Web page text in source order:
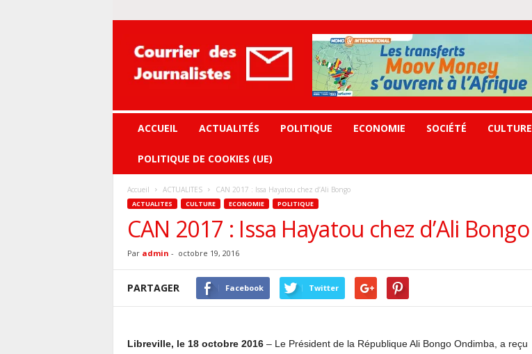
journalistes
ACCUEIL ACTUALITÉS POLITIQUE ECONOMIE SOCIÉTÉ CULTURE
POLITIQUE DE COOKIES (UE)
Accueil ACTUALITES CAN 2017 : Issa Hayatou chez d’Ali Bongo
ACTUALITES CULTURE ECONOMIE POLITIQUE
CAN 2017 : Issa Hayatou chez d’Ali Bongo
Par admin - octobre 19, 2016
PARTAGER Facebook Twitter
Libreville, le 18 octobre 2016– Le Président de la République Ali Bongo Ondimba, a reçu